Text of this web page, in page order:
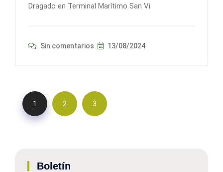
Dragado en Terminal Marítimo San Vi
Sin comentarios 13/08/2024
1 2 3
Boletín